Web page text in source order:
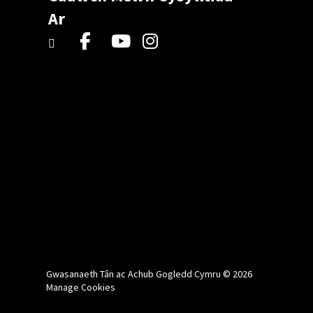
Ar
Gwasanaeth Tân ac Achub Gogledd Cymru © 2026
Manage Cookies